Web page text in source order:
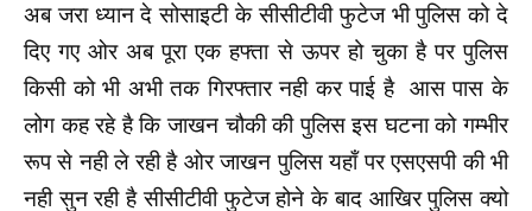
अब जरा ध्यान दे सोसाइटी के सीसीटीवी फुटेज भी पुलिस को दे
दिए गए ओर अब पूरा एक हफ्ता से ऊपर हो चुका है पर पुलिस
किसी को भी अभी तक गिरफ्तार नही कर पाई है आस पास के
लोग कह रहे है कि जाखन चौकी की पुलिस इस घटना को गम्भीर
रूप से नही ले रही है ओर जाखन पुलिस यहाँ पर एसएसपी की भी
नही सुन रही है सीसीटीवी फुटेज होने के बाद आखिर पुलिस क्यो